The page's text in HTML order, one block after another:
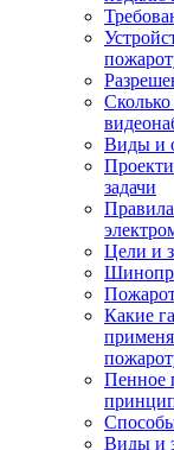
Сколько
Виды и
задачи
Цели и
Какие
Пенное
Виды и